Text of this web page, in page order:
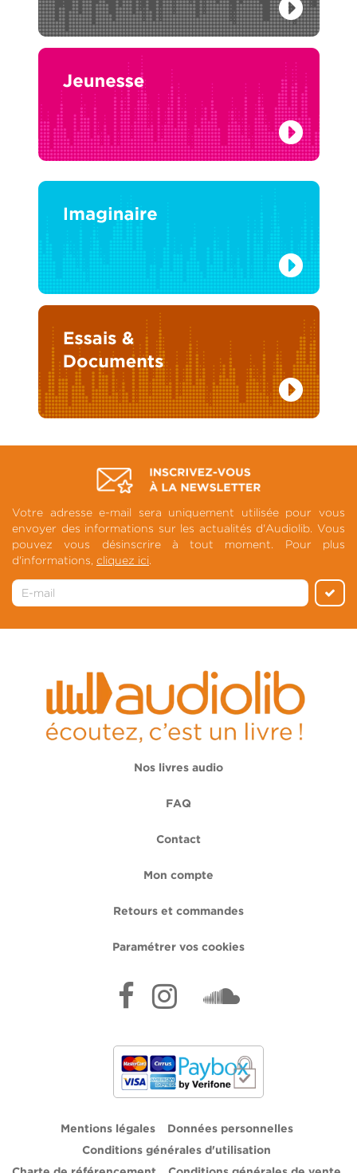
Votre adresse e-mail sera uniquement utilisée pour vous
envoyer des informations sur les actualités d'Audiolib. Vous
pouvez vous désinscrire à tout moment. Pour plus
d'informations, cliquez ici.
Nos livres audio
FAQ
Contact
Mon compte
Retours et commandes
Paramétrer vos cookies
Mentions légales Données personnelles
Conditions générales d'utilisation